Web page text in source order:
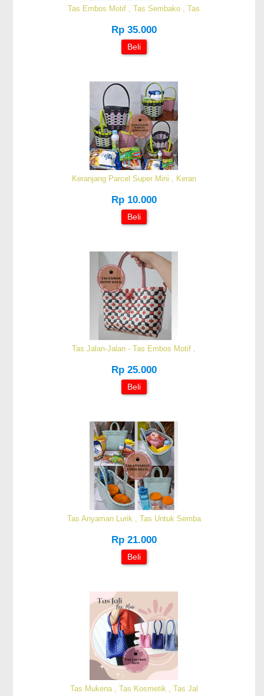
Tas Embos Motif , Tas Sembako , Tas
Rp 35.000
Beli
Keranjang Parcel Super Mini , Keran
Rp 10.000
Beli
Tas Jalan-Jalan - Tas Embos Motif ,
Rp 25.000
Beli
Tas Anyaman Lurik , Tas Untuk Semba
Rp 21.000
Beli
Tas Mukena , Tas Kosmetik , Tas Jal